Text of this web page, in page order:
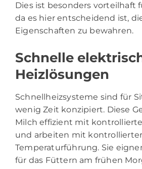
Dies ist besonders vorteilhaft
da es hier entscheidend ist,
Eigenschaften zu bewahren.
Schnelle
Heizlösungen
Schnellheizsysteme sind für
wenig Zeit konzipiert. Diese
Milch effizient mit
und arbeiten mit kontrollierter
Temperaturführung. Sie
für das Füttern am frühen